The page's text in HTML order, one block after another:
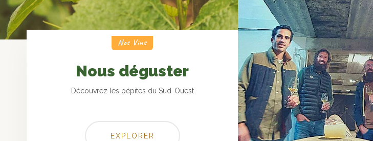
Nos Vins
Nous déguster
Découvrez les pépites du Sud-Ouest
EXPLORER